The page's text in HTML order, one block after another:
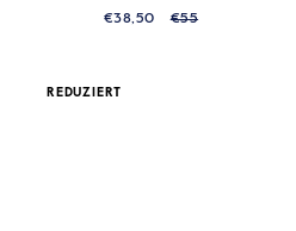
€38,50 €55
REDUZIERT